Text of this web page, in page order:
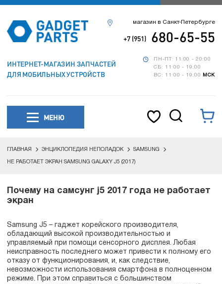
ИНТЕРНЕТ-МАГАЗИН ЗАПЧАСТЕЙ
ДЛЯ МОБИЛЬНЫХ УСТРОЙСТВ
ПН-ПТ: 11:00 - 20:00
СБ: 11:00 - 19:00
ВС: 11:00 - 19:00
МСК
магазин в Санкт-Петербурге
+7 (951) 680-65-55
МЕНЮ
ГЛАВНАЯ ЭНЦИКЛОПЕДИЯ НЕПОЛАДОК SAMSUNG
НЕ РАБОТАЕТ ЭКРАН SAMSUNG GALAXY J5 (2017)
Почему на самсунг j5 2017 года не работает
экран
Samsung J5 – гаджет корейского производителя,
обладающий высокой производительностью и
управляемый при помощи сенсорного дисплея. Любая
неисправность последнего может привести к полному его
отказу от функционирования, и, как следствие,
невозможности использования смартфона в полноценном
режиме. При этом справиться с большинством